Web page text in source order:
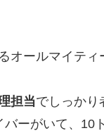
オールマイティ
担当でしっかり
ーがいて、10